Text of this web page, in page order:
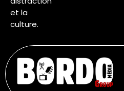
et la
culture.